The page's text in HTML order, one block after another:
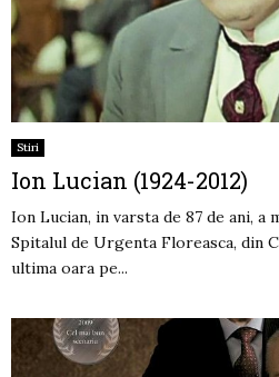
Stiri
Ion Lucian (1924-2012)
Ion Lucian, in varsta de 87 de ani, a
Spitalul de Urgenta Floreasca, din
ultima oara pe...